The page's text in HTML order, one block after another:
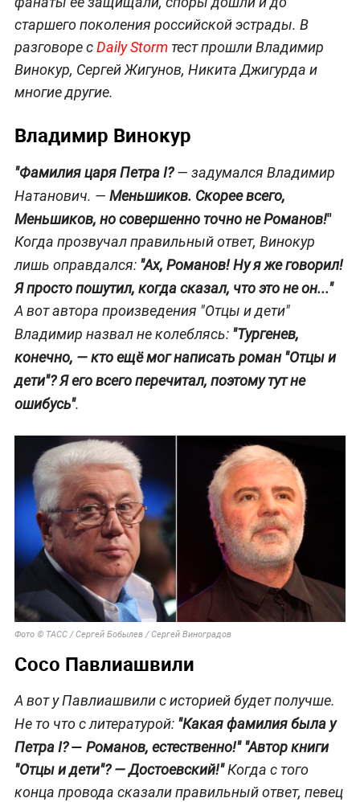
старшего поколения российской эстрады. В
разговоре сDaily Stormтест прошли Владимир
Винокур, Сергей Жигунов, Никита Джигурда и
многие другие.
Владимир Винокур
"Фамилия царя Петра I?— задумался Владимир
Натанович. — Меньшиков. Скорее всего,
Меньшиков, но совершенно точно не Романов!"
Когда прозвучал правильный ответ, Винокур
лишь оправдался: "Ах, Романов! Ну я же говорил!
Я просто пошутил, когда сказал, что это не он..."
А вот автора произведения "Отцы и дети"
Владимир назвал не колеблясь: "Тургенев,
конечно, — кто ещё мог написать роман "Отцы и
дети"? Я его всего перечитал, поэтому тут не
ошибусь".
Фото © ТАСС / Сергей Бобылев / Сергей Виноградов
Сосо Павлиашвили
А вот у Павлиашвили с историей будет получше.
Не то что с литературой: "Какая фамилия была у
Петра I?— Романов, естественно!" "Автор книги
"Отцы и дети"? — Достоевский!"Когда с того
конца провода сказали правильный ответ, певец